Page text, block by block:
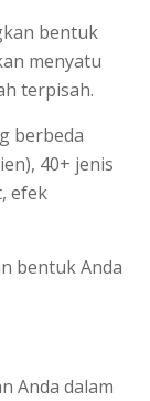
bentuk
menyatu
terpisah.
berbeda
40+ jenis
efek
bentuk Anda
Anda dalam